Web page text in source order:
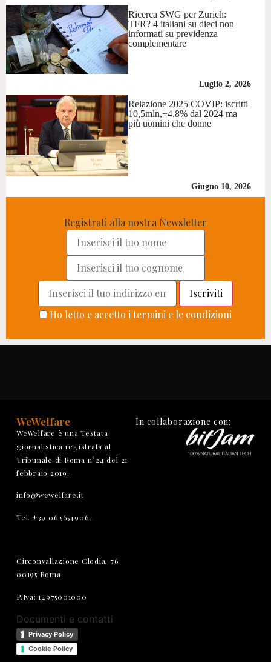
Ricerca SWG per Zurich:
TFR? 4 italiani su dieci non
informati su previdenza
complementare
Luglio 2, 2026
Relazione 2025 COVIP: iscritti
10,5mln,+4,8% dal 2024 ma
più uomini che donne
Giugno 10, 2026
Registrati alla nostra Newsletter
Ho letto e accetto i termini e le condizioni
WeWelfare
WeWelfare è una Testata
giornalistica registrata al
Tribunale di Roma n°24 del 21
febbraio 2019.
info@wewelfare.it
Tel. +39 06 56549064
Circonvallazione Clodia, 76
00195 Roma
P.Iva: 14975001000
Documenti e contatti
Privacy Policy
Cookie Policy
In collaborazione con: